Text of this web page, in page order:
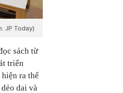
JP Today)
sách từ
triển
ra thế
dai và